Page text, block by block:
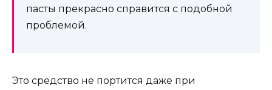
пасты прекрасно справится с подобной
проблемой.
Это средство не портится даже при